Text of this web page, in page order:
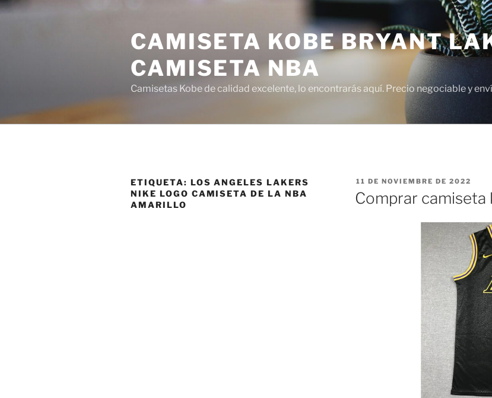
Saltar
CAMISETA KOBE BRYANT
CAMISETA NBA
Camisetas Kobe de calidad excelente, lo encontrarás aquí. Precio negociable y
ETIQUETA: LOS ANGELES LAKERS
NIKE LOGO CAMISETA DE LA NBA
AMARILLO
PUBLICADO
EL
11 DE NOVIEMBRE DE 2022
Comprar